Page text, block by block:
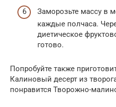
Заморозьте массу в
каждые полчаса.
диетическое
готово.
Попробуйте также
Калиновый десерт из
понравится Творожно-